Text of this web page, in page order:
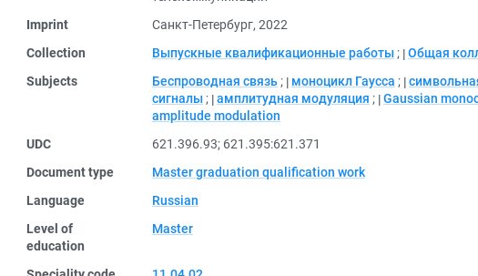
Imprint
Санкт-Петербург, 2022
Collection
Выпускные квалификационные работы ; Общая
Subjects
Беспроводная связь ; моноцикл Гаусса ;
сигналы ; амплитудная модуляция ; Gaussian
amplitude modulation
UDC
621.396.93; 621.395:621.371
Document type
Master graduation qualification work
Language
Russian
Level of
education
Master